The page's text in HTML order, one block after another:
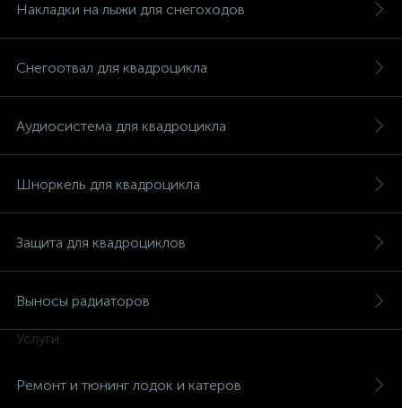
Накладки на лыжи для снегоходов
Снегоотвал для квадроцикла
Аудиосистема для квадроцикла
Шноркель для квадроцикла
Защита для квадроциклов
Выносы радиаторов
Услуги
Ремонт и тюнинг лодок и катеров